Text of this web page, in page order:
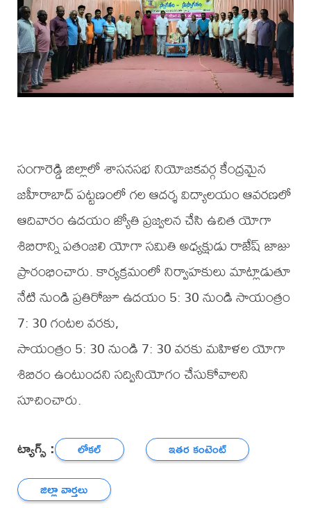
సంగారెడ్డి జిల్లాలో శాసనసభ నియోజకవర్గ కేంద్రమైన
జహీరాబాద్ పట్టణంలో గల ఆదర్శ విద్యాలయం ఆవరణలో
ఆదివారం ఉదయం జ్యోతి ప్రజ్వలన చేసి ఉచిత యోగా
శిబిరాన్ని పతంజలి యోగా సమితి అధ్యక్షుడు రాజేష్ జాజు
ప్రారంభించారు. కార్యక్రమంలో నిర్వాహకులు మాట్లాడుతూ
నేటి నుండి ప్రతిరోజూ ఉదయం 5: 30 నుండి సాయంత్రం
7: 30 గంటల వరకు,
సాయంత్రం 5: 30 నుండి 7: 30 వరకు మహిళల యోగా
శిబిరం ఉంటుందని సద్వినియోగం చేసుకోవాలని
సూచించారు.
ట్యాగ్స్ : లోకల్
ఇతర కంటెంట్
జిల్లా వార్తలు